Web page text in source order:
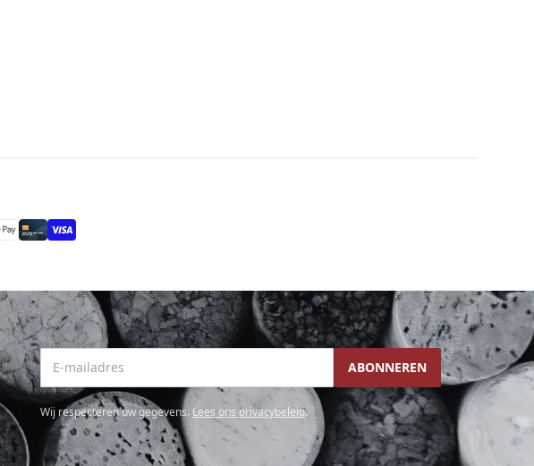
E-mailadres ABONNEREN
Wij respecteren uw gegevens. Lees ons privacybeleid.